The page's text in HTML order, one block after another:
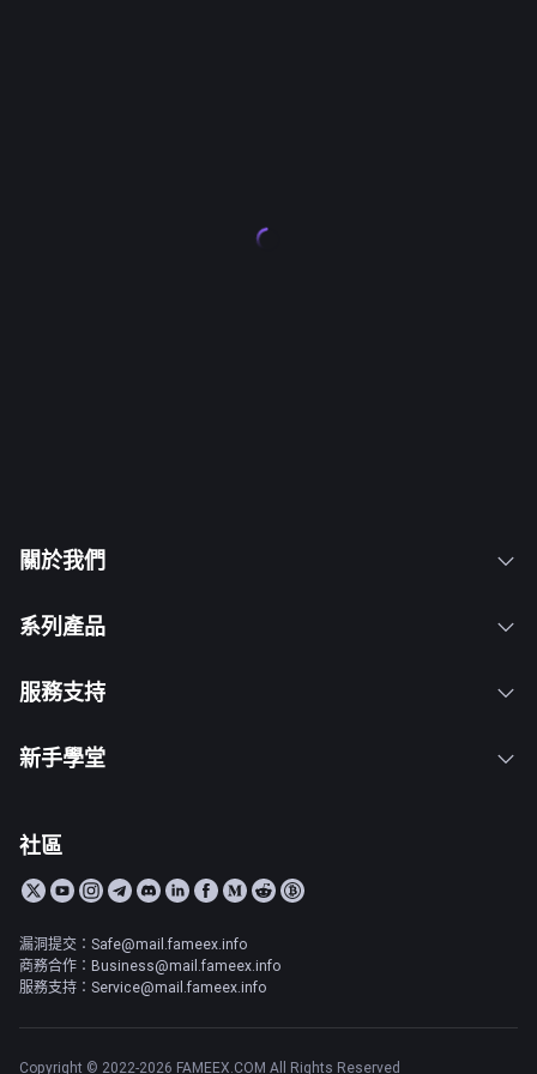
關於我們
系列產品
服務支持
新手學堂
社區
漏洞提交：Safe@mail.fameex.info
商務合作：Business@mail.fameex.info
服務支持：Service@mail.fameex.info
Copyright © 2022-2026 FAMEEX.COM All Rights Reserved